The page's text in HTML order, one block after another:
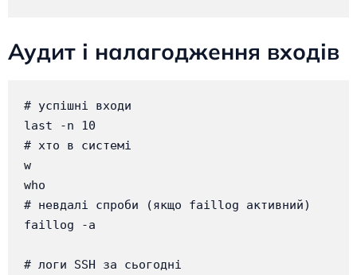
Аудит і налагодження входів
# успішні входи
last -n 10
# хто в системі
w
who
# невдалі спроби (якщо faillog активний)
faillog -a
# логи SSH за сьогодні